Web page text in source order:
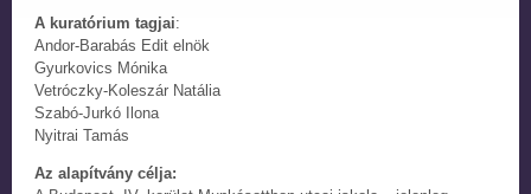
A kuratórium tagjai:
Andor-Barabás Edit elnök
Gyurkovics Mónika
Vetróczky-Koleszár Natália
Szabó-Jurkó Ilona
Nyitrai Tamás
Az alapítvány célja: